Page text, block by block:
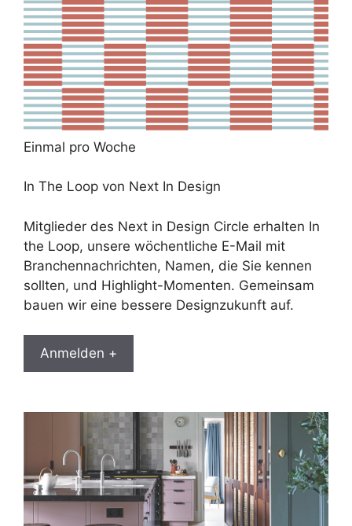
Einmal pro Woche
In The Loop von Next In Design
Mitglieder des Next in Design Circle erhalten In
the Loop, unsere wöchentliche E-Mail mit
Branchennachrichten, Namen, die Sie kennen
sollten, und Highlight-Momenten. Gemeinsam
bauen wir eine bessere Designzukunft auf.
Anmelden +